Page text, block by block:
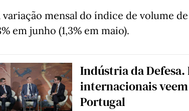
variação mensal do índice de volume
em junho (1,3% em maio).
Indústria da
internacionais
Portugal